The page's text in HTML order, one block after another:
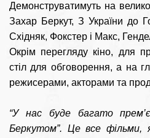
Демонструватимуть на
Захар Беркут, З України до
Східняк, Фокстер і Макс,
Окрім перегляду кіно, для
стіл для обговорення, а на
режисерами, акторами та
“У нас буде багато
Беркутом”. Це все фільми,